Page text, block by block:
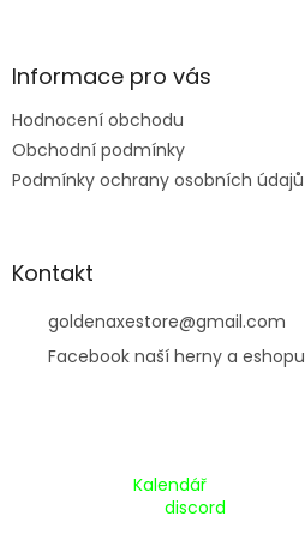
Informace pro vás
Hodnocení obchodu
Obchodní podmínky
Podmínky ochrany osobních údajů
Kontakt
goldenaxestore@gmail.com
Facebook naší herny a eshopu
Kalendář
discord